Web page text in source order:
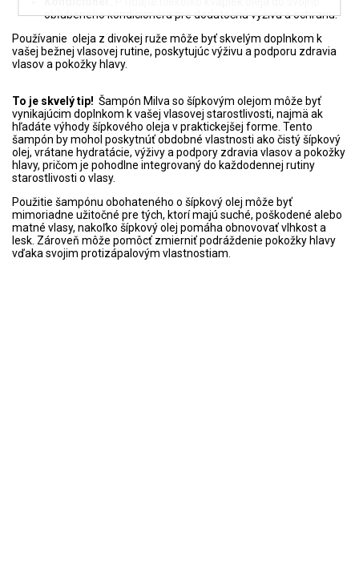
obľúbeného kondicionéra pre dodatočnú výživu a ochranu.
Používanie oleja z divokej ruže môže byť skvelým doplnkom k
vašej bežnej vlasovej rutine, poskytujúc výživu a podporu zdravia
vlasov a pokožky hlavy.
To je skvelý tip! Šampón Milva so šípkovým olejom môže byť
vynikajúcim doplnkom k vašej vlasovej starostlivosti, najmä ak
hľadáte výhody šípkového oleja v praktickejšej forme. Tento
šampón by mohol poskytnúť obdobné vlastnosti ako čistý šípkový
olej, vrátane hydratácie, výživy a podpory zdravia vlasov a pokožky
hlavy, pričom je pohodlne integrovaný do každodennej rutiny
starostlivosti o vlasy.
Použitie šampónu obohateného o šípkový olej môže byť
mimoriadne užitočné pre tých, ktorí majú suché, poškodené alebo
matné vlasy, nakoľko šípkový olej pomáha obnovovať vlhkost a
lesk. Zároveň môže pomôcť zmierniť podráždenie pokožky hlavy
vďaka svojim protizápalovým vlastnostiam.